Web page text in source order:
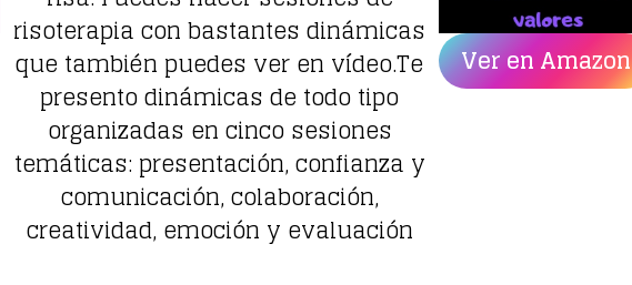
risoterapia con bastantes dinámicas
que también puedes ver en vídeo.Te
presento dinámicas de todo tipo
organizadas en cinco sesiones
temáticas: presentación, confianza y
comunicación, colaboración,
creatividad, emoción y evaluación
Ver en Amazon